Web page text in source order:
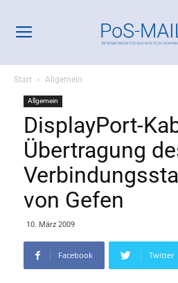
Start Allgemein
Allgemein
DisplayPort-
Übertragung
von Gefen
10. März 2009
Facebook Twitter